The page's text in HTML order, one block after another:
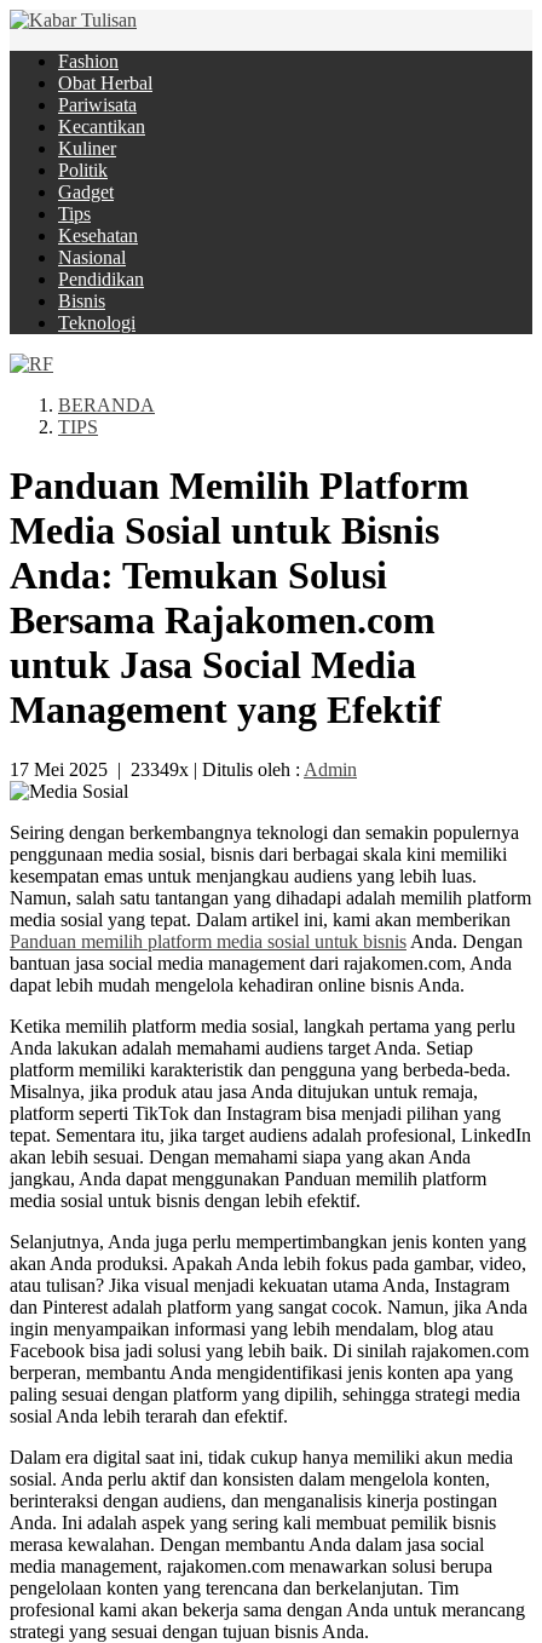
Fashion
Obat Herbal
Pariwisata
Kecantikan
Kuliner
Politik
Gadget
Tips
Kesehatan
Nasional
Pendidikan
Bisnis
Teknologi
BERANDA
TIPS
Panduan Memilih Platform
Media Sosial untuk Bisnis
Anda: Temukan Solusi
Bersama Rajakomen.com
untuk Jasa Social Media
Management yang Efektif
17 Mei 2025 | 23349x | Ditulis oleh : Admin
Seiring dengan berkembangnya teknologi dan semakin populernya
penggunaan media sosial, bisnis dari berbagai skala kini memiliki
kesempatan emas untuk menjangkau audiens yang lebih luas.
Namun, salah satu tantangan yang dihadapi adalah memilih platform
media sosial yang tepat. Dalam artikel ini, kami akan memberikan
Panduan memilih platform media sosial untuk bisnis Anda. Dengan
bantuan jasa social media management dari rajakomen.com, Anda
dapat lebih mudah mengelola kehadiran online bisnis Anda.
Ketika memilih platform media sosial, langkah pertama yang perlu
Anda lakukan adalah memahami audiens target Anda. Setiap
platform memiliki karakteristik dan pengguna yang berbeda-beda.
Misalnya, jika produk atau jasa Anda ditujukan untuk remaja,
platform seperti TikTok dan Instagram bisa menjadi pilihan yang
tepat. Sementara itu, jika target audiens adalah profesional, LinkedIn
akan lebih sesuai. Dengan memahami siapa yang akan Anda
jangkau, Anda dapat menggunakan Panduan memilih platform
media sosial untuk bisnis dengan lebih efektif.
Selanjutnya, Anda juga perlu mempertimbangkan jenis konten yang
akan Anda produksi. Apakah Anda lebih fokus pada gambar, video,
atau tulisan? Jika visual menjadi kekuatan utama Anda, Instagram
dan Pinterest adalah platform yang sangat cocok. Namun, jika Anda
ingin menyampaikan informasi yang lebih mendalam, blog atau
Facebook bisa jadi solusi yang lebih baik. Di sinilah rajakomen.com
berperan, membantu Anda mengidentifikasi jenis konten apa yang
paling sesuai dengan platform yang dipilih, sehingga strategi media
sosial Anda lebih terarah dan efektif.
Dalam era digital saat ini, tidak cukup hanya memiliki akun media
sosial. Anda perlu aktif dan konsisten dalam mengelola konten,
berinteraksi dengan audiens, dan menganalisis kinerja postingan
Anda. Ini adalah aspek yang sering kali membuat pemilik bisnis
merasa kewalahan. Dengan membantu Anda dalam jasa social
media management, rajakomen.com menawarkan solusi berupa
pengelolaan konten yang terencana dan berkelanjutan. Tim
profesional kami akan bekerja sama dengan Anda untuk merancang
strategi yang sesuai dengan tujuan bisnis Anda.